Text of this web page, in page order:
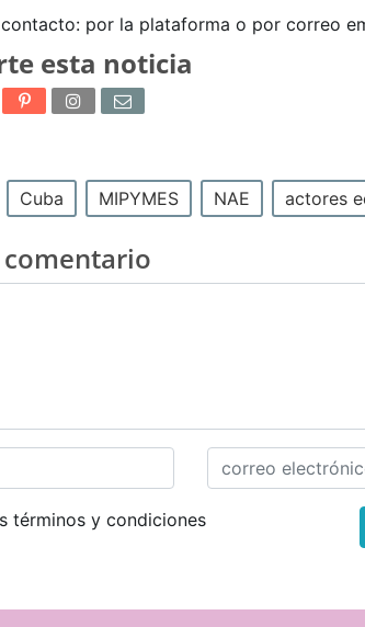
por la plataforma o por correo
esta noticia
Cuba MIPYMES NAE actores
comentario
términos y condiciones